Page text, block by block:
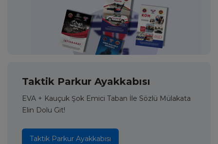
Taktik Parkur Ayakkabısı
EVA + Kauçuk Şok Emici Taban İle Sözlü Mülakata
Elin Dolu Git!
Taktik Parkur Ayakkabısı